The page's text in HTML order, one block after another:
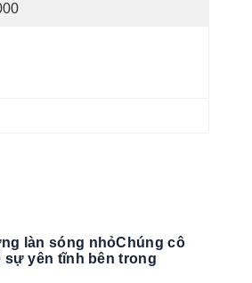
làn sóng nhỏChúng cô
yên tĩnh bên trong